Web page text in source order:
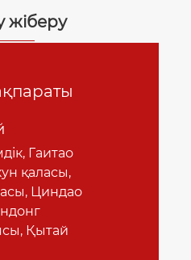
жіберу
Гаитао
қаласы,
Циндао
Қытай